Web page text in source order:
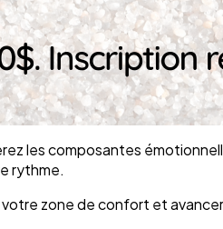
les composantes
rythme.
zone de confort et